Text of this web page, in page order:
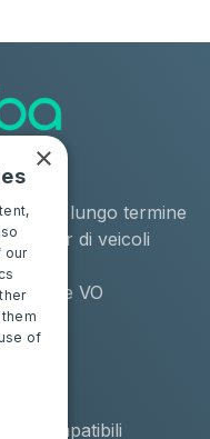
a lungo termine
di veicoli
VO
compatibili
×
our
of